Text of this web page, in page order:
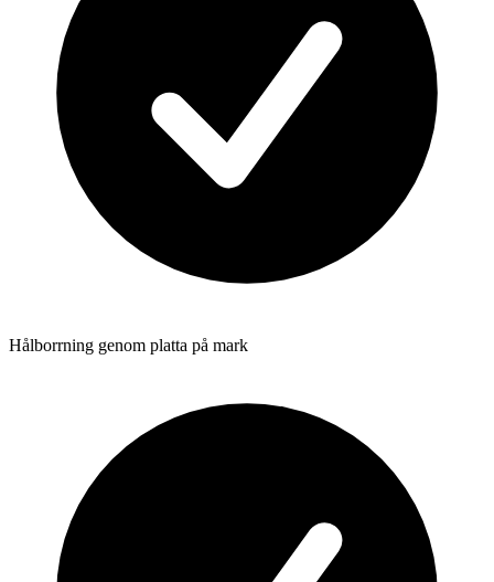
Hålborrning genom platta på mark